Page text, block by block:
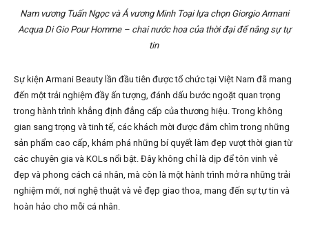
Nam vương Tuấn Ngọc và Á vương Minh Toại lựa chọn Giorgio Armani
Acqua Di Gio Pour Homme – chai nước hoa của thời đại để nâng sự tự
tin
Sự kiện Armani Beauty lần đầu tiên được tổ chức tại Việt Nam đã mang
đến một trải nghiệm đầy ấn tượng, đánh dấu bước ngoặt quan trọng
trong hành trình khẳng định đẳng cấp của thương hiệu. Trong không
gian sang trọng và tinh tế, các khách mời được đắm chìm trong những
sản phẩm cao cấp, khám phá những bí quyết làm đẹp vượt thời gian từ
các chuyên gia và KOLs nổi bật. Đây không chỉ là dịp để tôn vinh vẻ
đẹp và phong cách cá nhân, mà còn là một hành trình mở ra những trải
nghiệm mới, nơi nghệ thuật và vẻ đẹp giao thoa, mang đến sự tự tin và
hoàn hảo cho mỗi cá nhân.